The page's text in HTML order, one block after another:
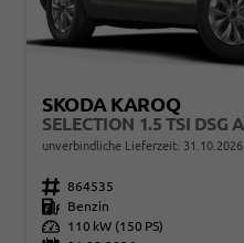
SKODA KAROQ
unverbindliche Lieferzeit: 31.10.2026
Fahrzeugnr. 864535
Kraftstoff
Benzin
Leistung
110 kW (150 PS)